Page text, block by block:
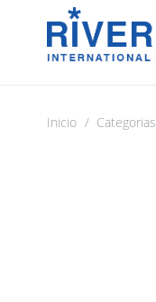
Inicio / Categorias